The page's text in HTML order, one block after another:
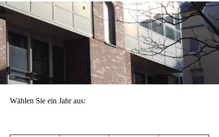
Wählen Sie ein Jahr aus: